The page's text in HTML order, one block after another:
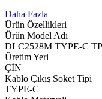
Daha Fazla
Ürün Özellikleri
Ürün Model Adı
DLC2528M TYPE-C
Üretim Yeri
ÇİN
Kablo Çıkış Soket Tipi
TYPE-C